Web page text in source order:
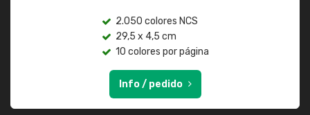
2.050 colores NCS
29,5 x 4,5 cm
10 colores por página
Info / pedido